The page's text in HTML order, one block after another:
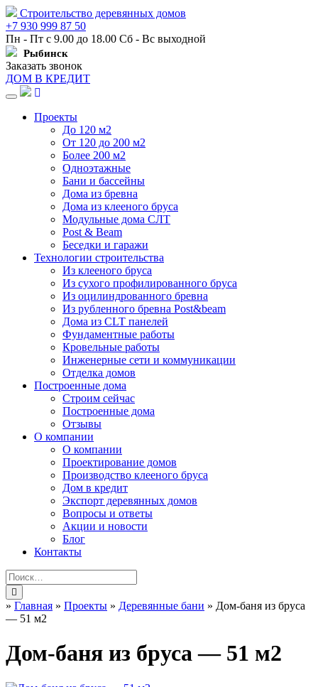
Строительство деревянных домов
+7 930 999 87 50
Пн - Пт с 9.00 до 18.00 Сб - Вс выходной
Рыбинск
Заказать звонок
ДОМ В КРЕДИТ
Навигация
Проекты
До 120 м2
От 120 до 200 м2
Более 200 м2
Одноэтажные
Бани и бассейны
Дома из бревна
Дома из клееного бруса
Модульные дома СЛТ
Post & Beam
Беседки и гаражи
Технологии строительства
Из клееного бруса
Из сухого профилированного бруса
Из оцилиндрованного бревна
Из рубленного бревна Post&beam
Дома из CLT панелей
Фундаментные работы
Кровельные работы
Инженерные сети и коммуникации
Отделка домов
Построенные дома
Строим сейчас
Построенные дома
Отзывы
О компании
О компании
Проектирование домов
Производство клееного бруса
Дом в кредит
Экспорт деревянных домов
Вопросы и ответы
Акции и новости
Блог
Контакты
» Главная » Проекты » Деревянные бани » Дом-баня из бруса
— 51 м2
Дом-баня из бруса — 51 м2